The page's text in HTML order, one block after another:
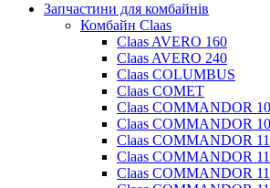
Запчастини для комбайнів
Комбайн Claas
Claas AVERO 160
Claas AVERO 240
Claas COLUMBUS
Claas COMET
Claas COMMANDOR
Claas COMMANDOR
Claas COMMANDOR
Claas COMMANDOR
Claas COMMANDOR